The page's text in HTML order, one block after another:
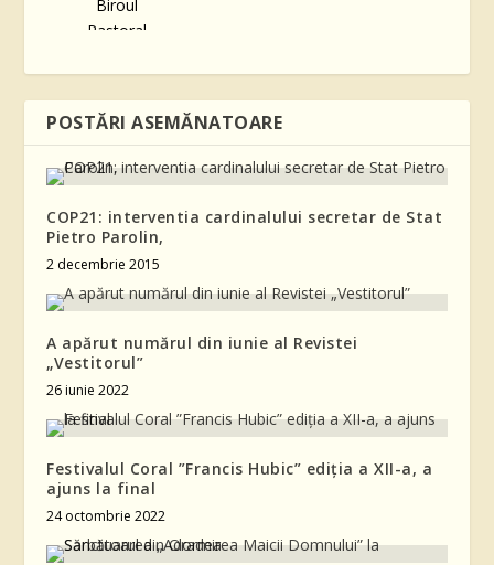
POSTĂRI ASEMĂNATOARE
COP21: interventia cardinalului secretar de Stat
Pietro Parolin,
2 decembrie 2015
A apărut numărul din iunie al Revistei
„Vestitorul”
26 iunie 2022
Festivalul Coral ”Francis Hubic” ediția a XII-a, a
ajuns la final
24 octombrie 2022